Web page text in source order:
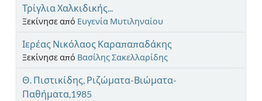
Τρίγλια Χαλκιδικής...
Ξεκίνησε από Ευγενία Μυτιληναίου
Ιερέας Νικόλαος Καραπαπαδάκης
Ξεκίνησε από Βασίλης Σακελλαρίδης
Θ. Πιστικίδης, Ριζώματα-Βιώματα-
Παθήματα,1985